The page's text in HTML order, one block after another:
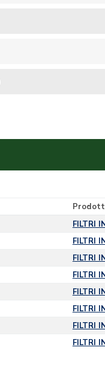
FILTRI
FILTRI
FILTRI
FILTRI
FILTRI
FILTRI
FILTRI
FILTRI